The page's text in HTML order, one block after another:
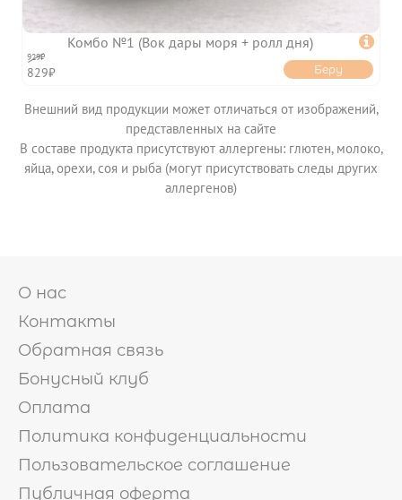
Комбо №1 (Вок дары моря + ролл дня) 
929₽
829₽ Беру
Внешний вид продукции может отличаться от изображений,
представленных на сайте
В составе продукта присутствуют аллергены: глютен, молоко,
яйца, орехи, соя и рыба (могут присутствовать следы других
аллергенов)
О нас
Контакты
Обратная связь
Бонусный клуб
Оплата
Политика конфиденциальности
Пользовательское соглашение
Публичная оферта